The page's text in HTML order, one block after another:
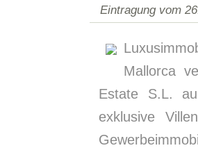
Eintragung vom
Mallorca
Estate S.L.
exklusive